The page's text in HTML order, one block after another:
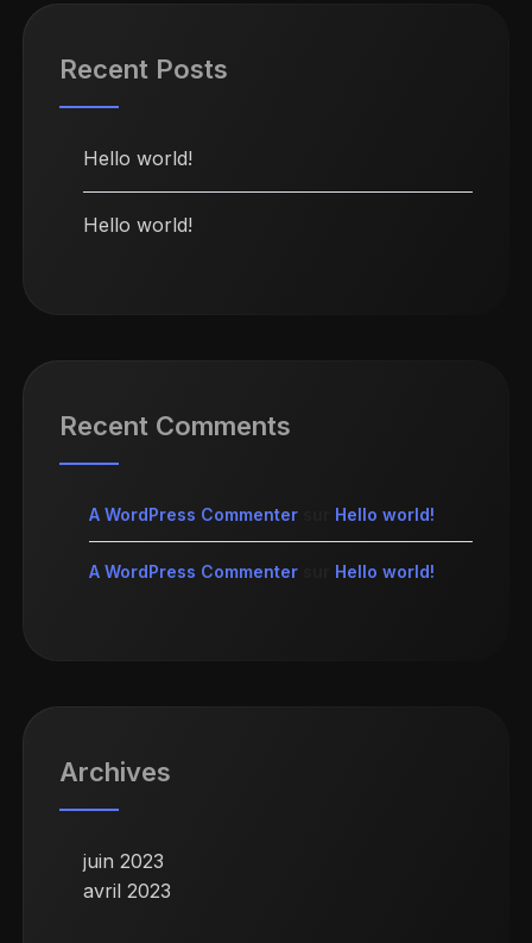
Recent Posts
Hello world!
Hello world!
Recent Comments
A WordPress Commenter Hello world!
A WordPress Commenter Hello world!
Archives
juin 2023
avril 2023